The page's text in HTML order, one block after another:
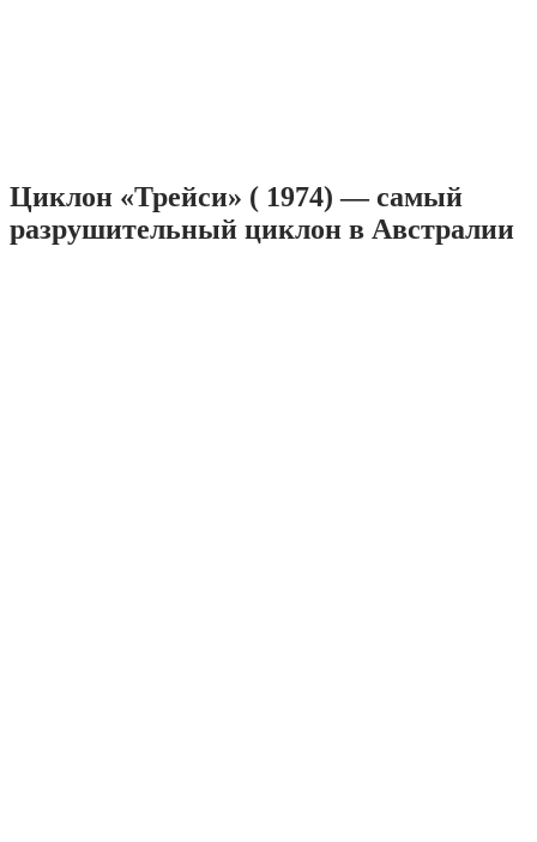
Циклон «Трейси» ( 1974) — самый
разрушительный циклон в Австралии